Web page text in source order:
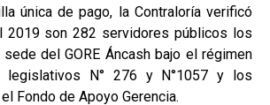
única de pago, la Contraloría verificó
2019 son 282 servidores públicos los
del GORE Áncash bajo el régimen
N° 276 y N°1057 y los
Fondo de Apoyo Gerencia.